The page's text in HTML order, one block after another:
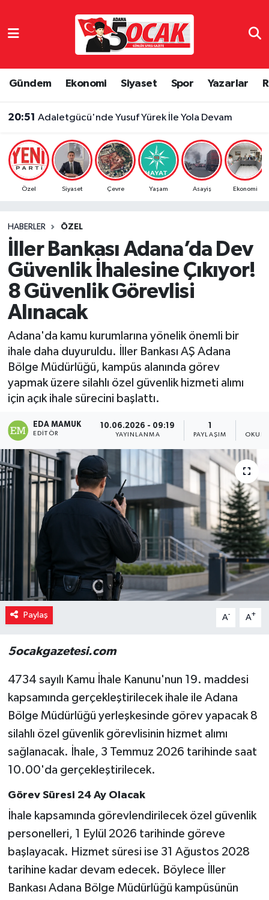
Gündem Ekonomi Siyaset Spor Yazarlar
20:51 Adaletgücü'nde Yusuf Yürek İle Yola Devam
Özel Siyaset Çevre Yaşam Asayiş Ekonomi
HABERLER ÖZEL
İller Bankası Adana’da Dev
Güvenlik İhalesine Çıkıyor!
8 Güvenlik Görevlisi
Alınacak
Adana'da kamu kurumlarına yönelik önemli bir
ihale daha duyuruldu. İller Bankası AŞ Adana
Bölge Müdürlüğü, kampüs alanında görev
yapmak üzere silahlı özel güvenlik hizmeti alımı
için açık ihale sürecini başlattı.
EDA MAMUK
EDITÖR
10.06.2026 - 09:19
YAYINLANMA PAYLAŞIM
Paylaş A- A+
5ocakgazetesi.com
4734 sayılı Kamu İhale Kanunu'nun 19. maddesi
kapsamında gerçekleştirilecek ihale ile Adana
Bölge Müdürlüğü yerleşkesinde görev yapacak 8
silahlı özel güvenlik görevlisinin hizmet alımı
sağlanacak. İhale, 3 Temmuz 2026 tarihinde saat
10.00'da gerçekleştirilecek.
Görev Süresi 24 Ay Olacak
İhale kapsamında görevlendirilecek özel güvenlik
personelleri, 1 Eylül 2026 tarihinde göreve
başlayacak. Hizmet süresi ise 31 Ağustos 2028
tarihine kadar devam edecek. Böylece İller
Bankası Adana Bölge Müdürlüğü kampüsünün
Dünya
Eğitim
Gündem
Haber Reklam
Magazin
Özel
Resmi İlanlar
Sağlık
Yaşam
Yerel Yönetimler
Yurttan
Adana Nöbetçi Eczaneler
Adana Trafik Yoğunluk Haritası
Süper Lig Puan Durumu ve Fikstür
Son Dakika Haberleri
Haber Arşivi